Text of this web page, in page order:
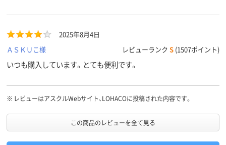
2025年8月4日
ＡＳＫＵこ様
レビューランク S (1507ポイント)
いつも購入しています。とても便利です。
※ レビューはアスクルWebサイト、LOHACOに投稿された内容です。
この商品のレビューを全て見る